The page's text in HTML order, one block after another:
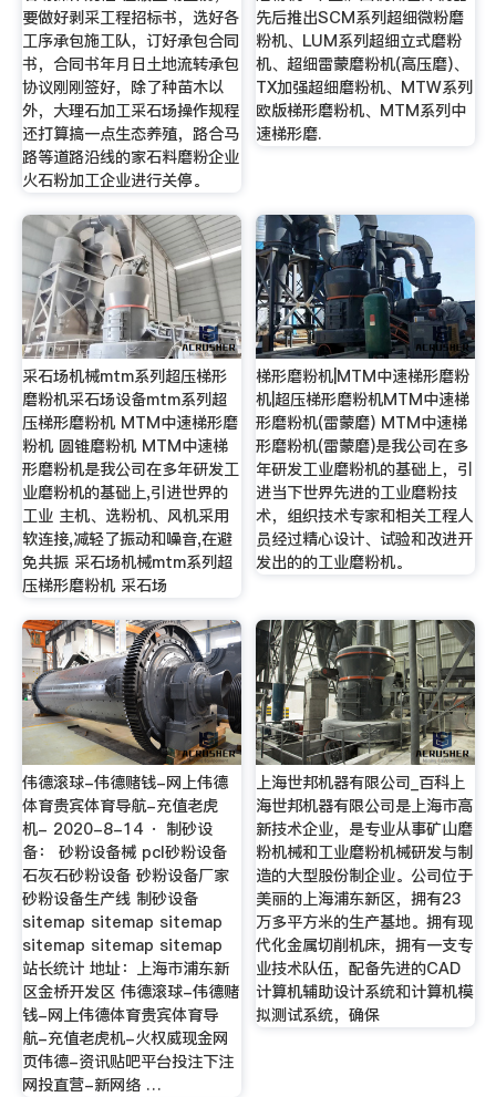
要做好剥采工程招标书，选好各
工序承包施工队，订好承包合同
书，合同书年月日土地流转承包
协议刚刚签好，除了种苗木以
外，大理石加工采石场操作规程
还打算搞一点生态养殖，路合马
路等道路沿线的家石料磨粉企业
火石粉加工企业进行关停。
先后推出SCM系列超细微粉磨
粉机、LUM系列超细立式磨粉
机、超细雷蒙磨粉机(高压磨)、
TX加强超细磨粉机、MTW系列
欧版梯形磨粉机、MTM系列中
速梯形磨.
采石场机械mtm系列超压梯形
磨粉机采石场设备mtm系列超
压梯形磨粉机 MTM中速梯形磨
粉机 圆锥磨粉机 MTM中速梯
形磨粉机是我公司在多年研发工
业磨粉机的基础上,引进世界的
工业 主机、选粉机、风机采用
软连接,减轻了振动和噪音,在避
免共振 采石场机械mtm系列超
压梯形磨粉机 采石场
梯形磨粉机|MTM中速梯形磨粉
机|超压梯形磨粉机MTM中速梯
形磨粉机(雷蒙磨) MTM中速梯
形磨粉机(雷蒙磨)是我公司在多
年研发工业磨粉机的基础上，引
进当下世界先进的工业磨粉技
术，组织技术专家和相关工程人
员经过精心设计、试验和改进开
发出的的工业磨粉机。
伟德滚球-伟德赌钱-网上伟德
体育贵宾体育导航-充值老虎
机- 2020-8-14 · 制砂设
备： 砂粉设备械 pcl砂粉设备
石灰石砂粉设备 砂粉设备厂家
砂粉设备生产线 制砂设备
sitemap sitemap sitemap
sitemap sitemap sitemap
站长统计 地址：上海市浦东新
区金桥开发区 伟德滚球-伟德赌
钱-网上伟德体育贵宾体育导
航-充值老虎机-火权威现金网
页伟德-资讯贴吧平台投注下注
网投直营-新网络 …
上海世邦机器有限公司_百科上
海世邦机器有限公司是上海市高
新技术企业，是专业从事矿山磨
粉机械和工业磨粉机械研发与制
造的大型股份制企业。公司位于
美丽的上海浦东新区，拥有23
万多平方米的生产基地。拥有现
代化金属切削机床，拥有一支专
业技术队伍，配备先进的CAD
计算机辅助设计系统和计算机模
拟测试系统，确保